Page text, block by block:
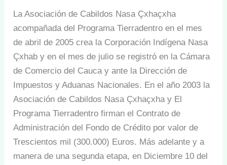
La Asociación de Cabildos Nasa Çxhaçxha
acompañada del Programa Tierradentro en el mes
de abril de 2005 crea la Corporación Indígena Nasa
Çxhab y en el mes de julio se registró en la Cámara
de Comercio del Cauca y ante la Dirección de
Impuestos y Aduanas Nacionales. En el año 2003 la
Asociación de Cabildos Nasa Çxhaçxha y El
Programa Tierradentro firman el Contrato de
Administración del Fondo de Crédito por valor de
Trescientos mil (300.000) Euros. Más adelante y a
manera de una segunda etapa, en Diciembre 10 del